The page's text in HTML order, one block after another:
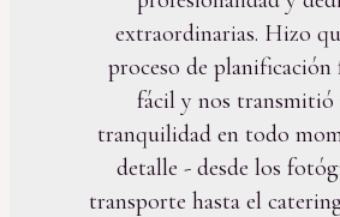
extraordinarias. Hizo
proceso de planificación
fácil y nos transmitió
tranquilidad en todo
detalle - desde los
transporte hasta el